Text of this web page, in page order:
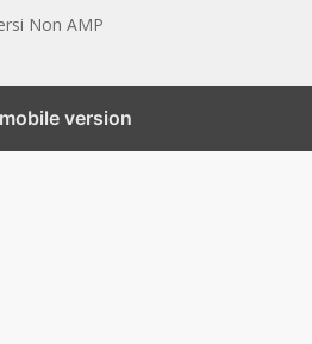
Non AMP
version